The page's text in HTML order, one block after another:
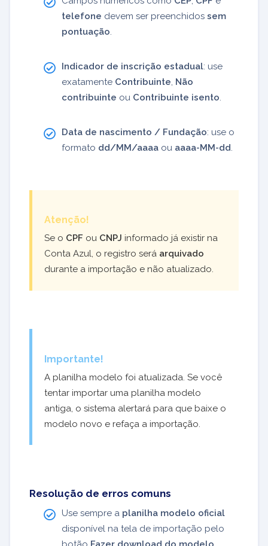
telefone devem ser preenchidos sem
pontuação
Indicador de inscrição estadual: use
exatamente Contribuinte Não
contribuinte ou Contribuinte isento
Data de nascimento / Fundação: use o
formato dd/MM/aaaa ou aaaa-MM-dd
Atenção!
Se o CPF ou CNPJ informado já existir na
Conta Azul, o registro será arquivado
durante a importação e não atualizado.
Importante!
A planilha modelo foi atualizada. Se você
tentar importar uma planilha modelo
antiga, o sistema alertará para que baixe o
modelo novo e refaça a importação.
Resolução de erros comuns
Use sempre a planilha modelo oficial
disponível na tela de importação pelo